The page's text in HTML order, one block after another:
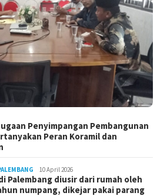
Penyimpangan Pembangunan
Peran Koramil dan
10 April 2026
Palembang diusir dari rumah oleh
numpang, dikejar pakai parang